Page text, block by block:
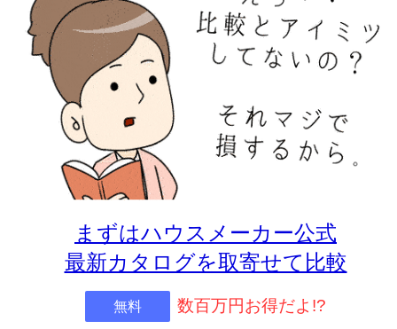
まずはハウスメーカー公式
最新カタログを取寄せて比較
無料 数百万円お得だよ!?